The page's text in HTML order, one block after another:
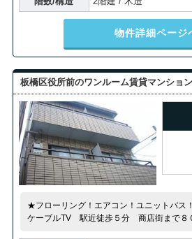
物件詳細ページ
板橋区役所前のワンルーム賃貸マンション
★フローリング！エアコン！ユニットバ
ケーブルTV 駅近徒歩５分 商店街まで８